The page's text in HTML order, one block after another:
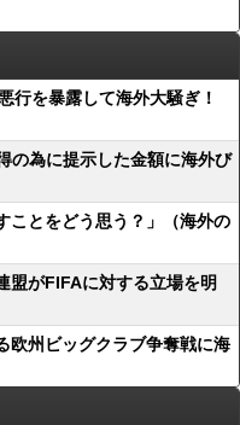
行を暴露して海外大騒ぎ！
の為に提示した金額に海外び
ことをどう思う？」（海外の
盟がFIFAに対する立場を明
欧州ビッグクラブ争奪戦に海